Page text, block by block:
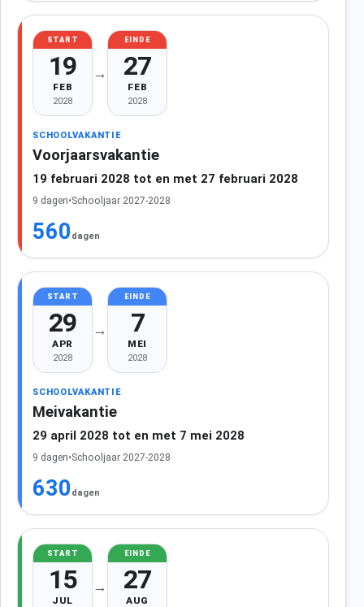
START
19
FEB
2028
→
EINDE
27
FEB
2028
SCHOOLVAKANTIE
Voorjaarsvakantie
19 februari 2028 tot en met 27 februari 2028
9 dagen•Schooljaar 2027-2028
560 dagen
START
29
APR
2028
→
EINDE
7
MEI
2028
SCHOOLVAKANTIE
Meivakantie
29 april 2028 tot en met 7 mei 2028
9 dagen•Schooljaar 2027-2028
630 dagen
START
15
JUL
→
EINDE
27
AUG